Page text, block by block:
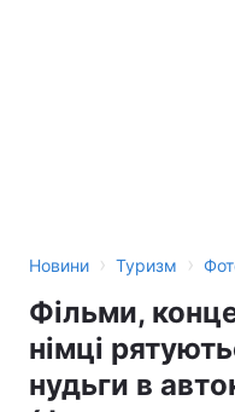
Новини › Туризм ›
Фільми,
німці
нудьги в